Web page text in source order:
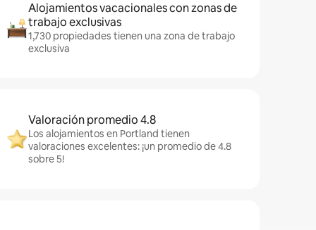
Alojamientos vacacionales con zonas de
trabajo exclusivas
1,730 propiedades tienen una zona de trabajo
exclusiva
Valoración promedio 4.8
Los alojamientos en Portland tienen
valoraciones excelentes: ¡un promedio de 4.8
sobre 5!